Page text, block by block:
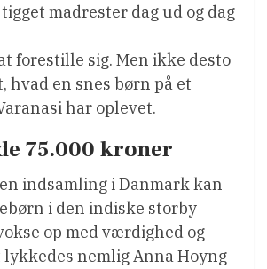
madrester dag ud og dag
forestille sig. Men ikke desto
hvad en snes børn på et
har oplevet.
75.000 kroner
indsamling i Danmark kan
i den indiske storby
op med værdighed og
nemlig Anna Hoyng